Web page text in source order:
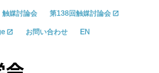
触媒討論会 第138回触媒討論会
お問い合わせ EN